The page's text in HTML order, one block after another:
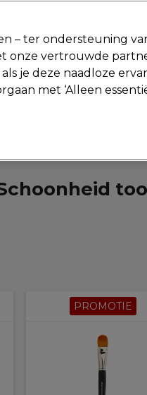
interieur Mannen Vegan
PROMOTIE
– ter ondersteuning
onze vertrouwde
je deze naadloze
met ‘Alleen